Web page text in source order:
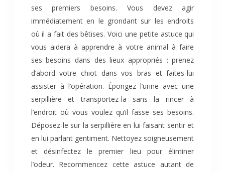
ses premiers besoins. Vous devez agir
immédiatement en le grondant sur les endroits
où il a fait des bêtises. Voici une petite astuce qui
vous aidera à apprendre à votre animal à faire
ses besoins dans des lieux appropriés : prenez
d’abord votre chiot dans vos bras et faites-lui
assister à l’opération. Épongez l’urine avec une
serpillière et transportez-la sans la rincer à
l’endroit où vous voulez qu’il fasse ses besoins.
Déposez-le sur la serpillière en lui faisant sentir et
en lui parlant gentiment. Nettoyez soigneusement
et désinfectez le premier lieu pour éliminer
l’odeur. Recommencez cette astuce autant de